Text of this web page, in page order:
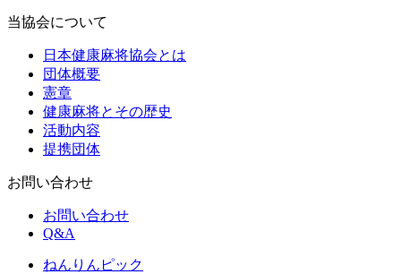
当協会について
日本健康麻将協会とは
団体概要
憲章
健康麻将とその歴史
活動内容
提携団体
お問い合わせ
お問い合わせ
Q&A
ねんりんピック